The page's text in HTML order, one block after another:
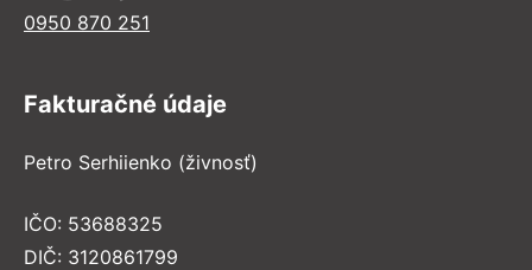
0950 870 251
Fakturačné údaje
Petro Serhiienko (živnosť)
IČO: 53688325
DIČ: 3120861799